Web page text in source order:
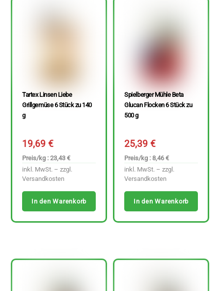
Tartex Linsen Liebe
Grillgemüse 6 Stück zu 140
g
19,69€
Preis/kg : 23,43 €
inkl. MwSt. – zzgl.
Versandkosten
In den Warenkorb
Spielberger Mühle Beta
Glucan Flocken 6 Stück zu
500 g
25,39€
Preis/kg : 8,46 €
inkl. MwSt. – zzgl.
Versandkosten
In den Warenkorb